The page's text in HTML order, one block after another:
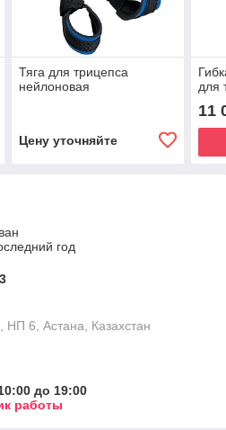
Тяга для трицепса
нейлоновая
Цену уточняйте
для
11
год
НП 6, Астана, Казахстан
до 19:00
работы